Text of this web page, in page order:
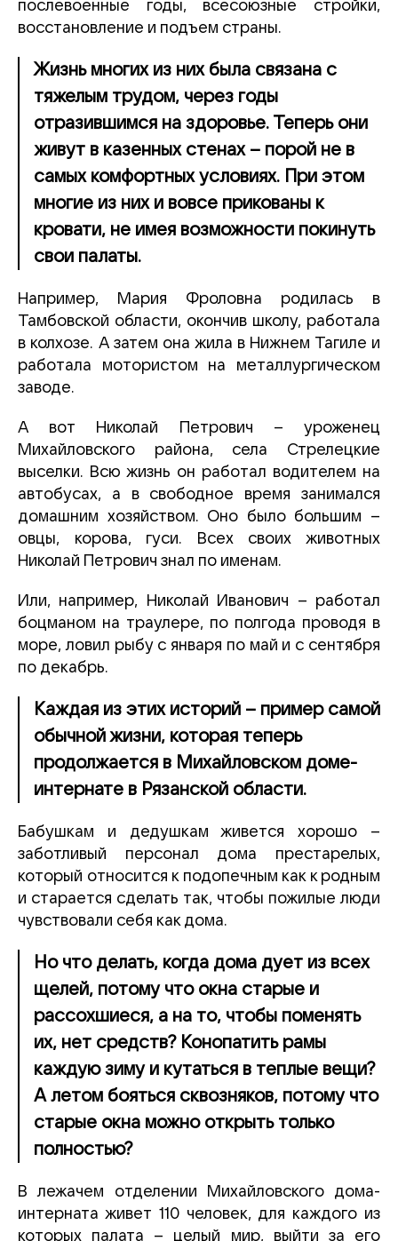
послевоенные годы, всесоюзные стройки,
восстановление и подъем страны.
Жизнь многих из них была связана с
тяжелым трудом, через годы
отразившимся на здоровье. Теперь они
живут в казенных стенах – порой не в
самых комфортных условиях. При этом
многие из них и вовсе прикованы к
кровати, не имея возможности покинуть
свои палаты.
Например, Мария Фроловна родилась в
Тамбовской области, окончив школу, работала
в колхозе. А затем она жила в Нижнем Тагиле и
работала мотористом на металлургическом
заводе.
А вот Николай Петрович – уроженец
Михайловского района, села Стрелецкие
выселки. Всю жизнь он работал водителем на
автобусах, а в свободное время занимался
домашним хозяйством. Оно было большим –
овцы, корова, гуси. Всех своих животных
Николай Петрович знал по именам.
Или, например, Николай Иванович – работал
боцманом на траулере, по полгода проводя в
море, ловил рыбу с января по май и с сентября
по декабрь.
Каждая из этих историй – пример самой
обычной жизни, которая теперь
продолжается в Михайловском доме-
интернате в Рязанской области.
Бабушкам и дедушкам живется хорошо –
заботливый персонал дома престарелых,
который относится к подопечным как к родным
и старается сделать так, чтобы пожилые люди
чувствовали себя как дома.
Но что делать, когда дома дует из всех
щелей, потому что окна старые и
рассохшиеся, а на то, чтобы поменять
их, нет средств? Конопатить рамы
каждую зиму и кутаться в теплые вещи?
А летом бояться сквозняков, потому что
старые окна можно открыть только
полностью?
В лежачем отделении Михайловского дома-
интерната живет 110 человек, для каждого из
которых палата – целый мир, выйти за его